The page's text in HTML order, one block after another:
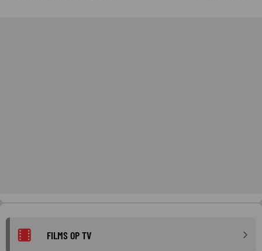
FILMS OP TV